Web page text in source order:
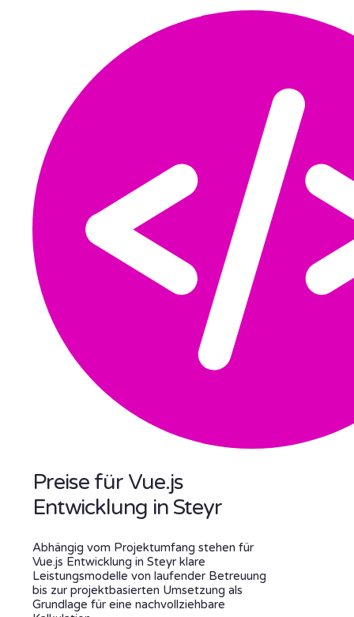
Preise für Vue.js
Entwicklung in Steyr
Abhängig vom Projektumfang stehen für
Vue.js Entwicklung in Steyr klare
Leistungsmodelle von laufender Betreuung
bis zur projektbasierten Umsetzung als
Grundlage für eine nachvollziehbare